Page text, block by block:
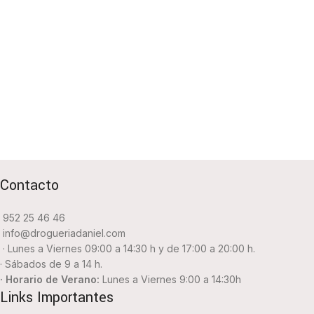
Contacto
952 25 46 46
info@drogueriadaniel.com
· Lunes a Viernes 09:00 a 14:30 h y de 17:00 a 20:00 h.
· Sábados de 9 a 14 h.
· Horario de Verano: Lunes a Viernes 9:00 a 14:30h
Links Importantes